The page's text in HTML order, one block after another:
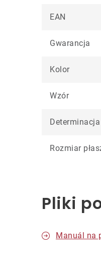
EAN
Gwarancja
Kolor
Wzór
Determinacja
Rozmiar
Pliki
Manuál na